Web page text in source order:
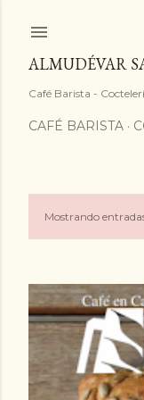
ALMUDÉVAR
Café Barista -
CAFÉ BARISTA
E
t
r
a
Mostrando